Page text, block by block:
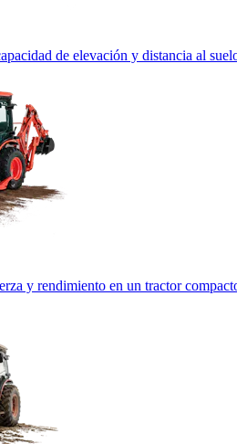
de elevación y distancia al
y rendimiento en un tractor